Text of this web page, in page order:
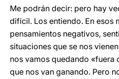
Me podrán decir: pero hay
difícil. Los entiendo. En esos
pensamientos negativos,
situaciones que se nos
nos vamos quedando «fuera
que nos van ganando. Pero